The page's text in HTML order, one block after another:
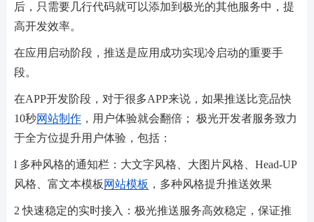
后，只需要几行代码就可以添加到极光的其他服务中，提
高开发效率。
在应用启动阶段，推送是应用成功实现冷启动的重要手
段。
在APP开发阶段，对于很多APP来说，如果推送比竞品快
10秒网站制作 ，用户体验就会翻倍； 极光开发者服务致力
于全方位提升用户体验，包括：
l 多种风格的通知栏：大文字风格、大图片风格、Head-UP
风格、富文本模板 网站模板 ，多种风格提升推送效果
2 快速稳定的实时接入：极光推送服务高效稳定，保证推